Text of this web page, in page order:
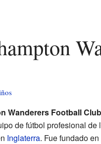
Wanderers Football Club
de fútbol profesional de
Inglaterra. Fue fundado